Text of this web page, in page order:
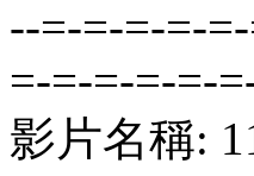
--=-=-=-=-
=-=-=-=-=-
影片名稱: